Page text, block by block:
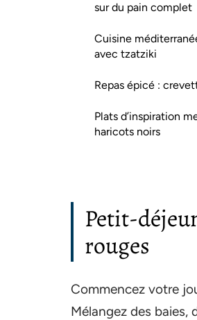
sur du pain complet
Cuisine
avec tzatziki
Repas épicé :
Plats d’inspiration
haricots noirs
Petit-
rouges
Commencez votre
Mélangez des